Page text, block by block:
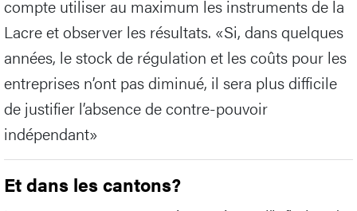
compte utiliser au maximum les instruments de la
Lacre et observer les résultats. «Si, dans quelques
années, le stock de régulation et les coûts pour les
entreprises n’ont pas diminué, il sera plus difficile
de justifier l’absence de contre-pouvoir
indépendant»
Et dans les cantons?